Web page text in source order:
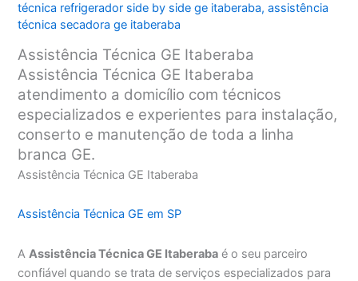
técnica refrigerador side by side ge itaberaba,assistência
técnica secadora ge itaberaba
Assistência Técnica GE Itaberaba
Assistência Técnica GE Itaberaba
atendimento a domicílio com técnicos
especializados e experientes para instalação,
conserto e manutenção de toda a linha
branca GE.
Assistência Técnica GE Itaberaba
Assistência Técnica GE em SP
AAssistência Técnica GE Itaberaba é o seu parceiro
confiável quando se trata de serviços especializados para